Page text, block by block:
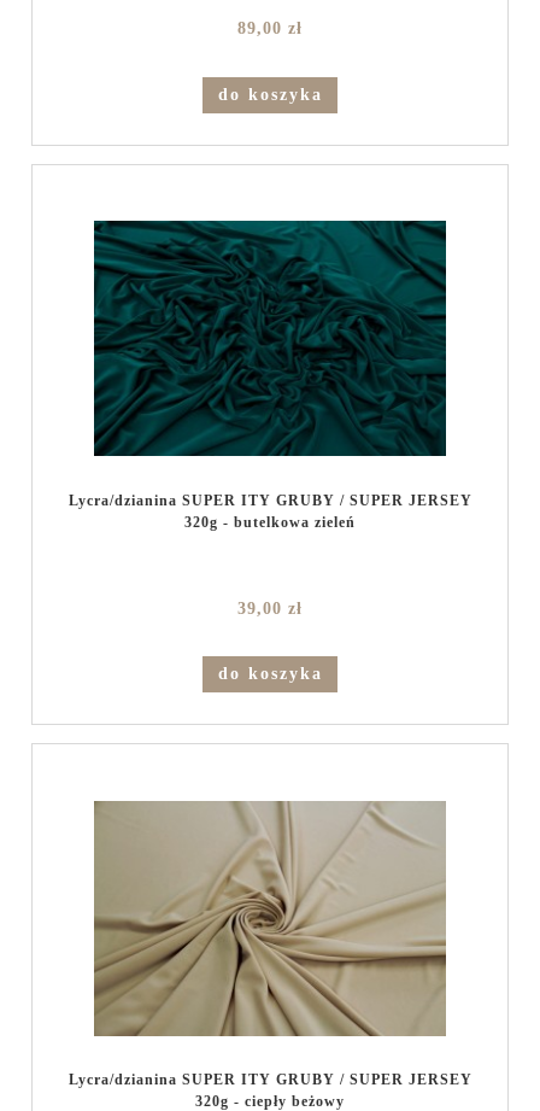
89,00 zł
do koszyka
Lycra/dzianina SUPER ITY GRUBY / SUPER JERSEY
320g - butelkowa zieleń
39,00 zł
do koszyka
Lycra/dzianina SUPER ITY GRUBY / SUPER JERSEY
320g - ciepły beżowy